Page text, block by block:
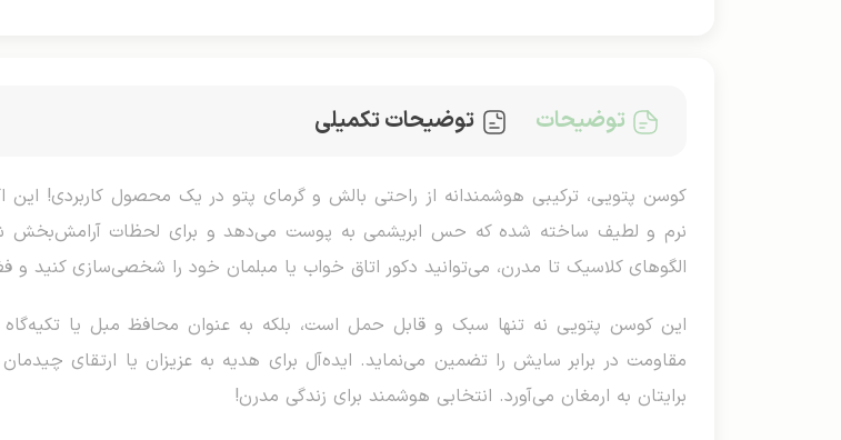
توضیحات توضیحات تکمیلی
الگوهای کلاسیک تا مدرن، می‌توانید دکور اتاق خواب یا مبلمان خود را شخصی‌سازی کنید
این کوسن پتویی نه تنها سبک و قابل حمل است، بلکه به عنوان محافظ مبل یا
مقاومت در برابر سایش را تضمین می‌نماید. ایده‌آل برای هدیه به عزیزان یا ارتقای
برایتان به ارمغان می‌آورد. انتخابی هوشمند برای زندگی مدرن!